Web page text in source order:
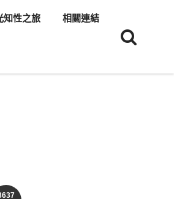
知性之旅 相關連結